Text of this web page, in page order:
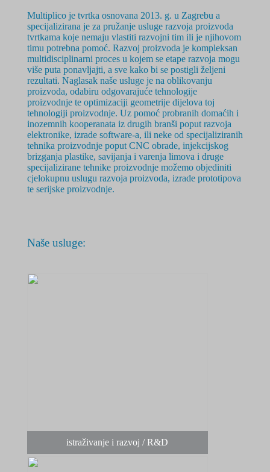
Multiplico je tvrtka osnovana 2013. g. u Zagrebu a
specijalizirana je za pružanje usluge razvoja proizvoda
tvrtkama koje nemaju vlastiti razvojni tim ili je njihovom
timu potrebna pomoć. Razvoj proizvoda je kompleksan
multidisciplinarni proces u kojem se etape razvoja mogu
više puta ponavljajti, a sve kako bi se postigli željeni
rezultati. Naglasak naše usluge je na oblikovanju
proizvoda, odabiru odgovarajuće tehnologije
proizvodnje te optimizaciji geometrije dijelova toj
tehnologiji proizvodnje. Uz pomoć probranih domaćih i
inozemnih kooperanata iz drugih branši poput razvoja
elektronike, izrade software-a, ili neke od specijaliziranih
tehnika proizvodnje poput CNC obrade, injekcijskog
brizganja plastike, savijanja i varenja limova i druge
specijalizirane tehnike proizvodnje možemo objediniti
cjelokupnu uslugu razvoja proizvoda, izrade prototipova
te serijske proizvodnje.
Naše usluge:
istraživanje i razvoj / R&D